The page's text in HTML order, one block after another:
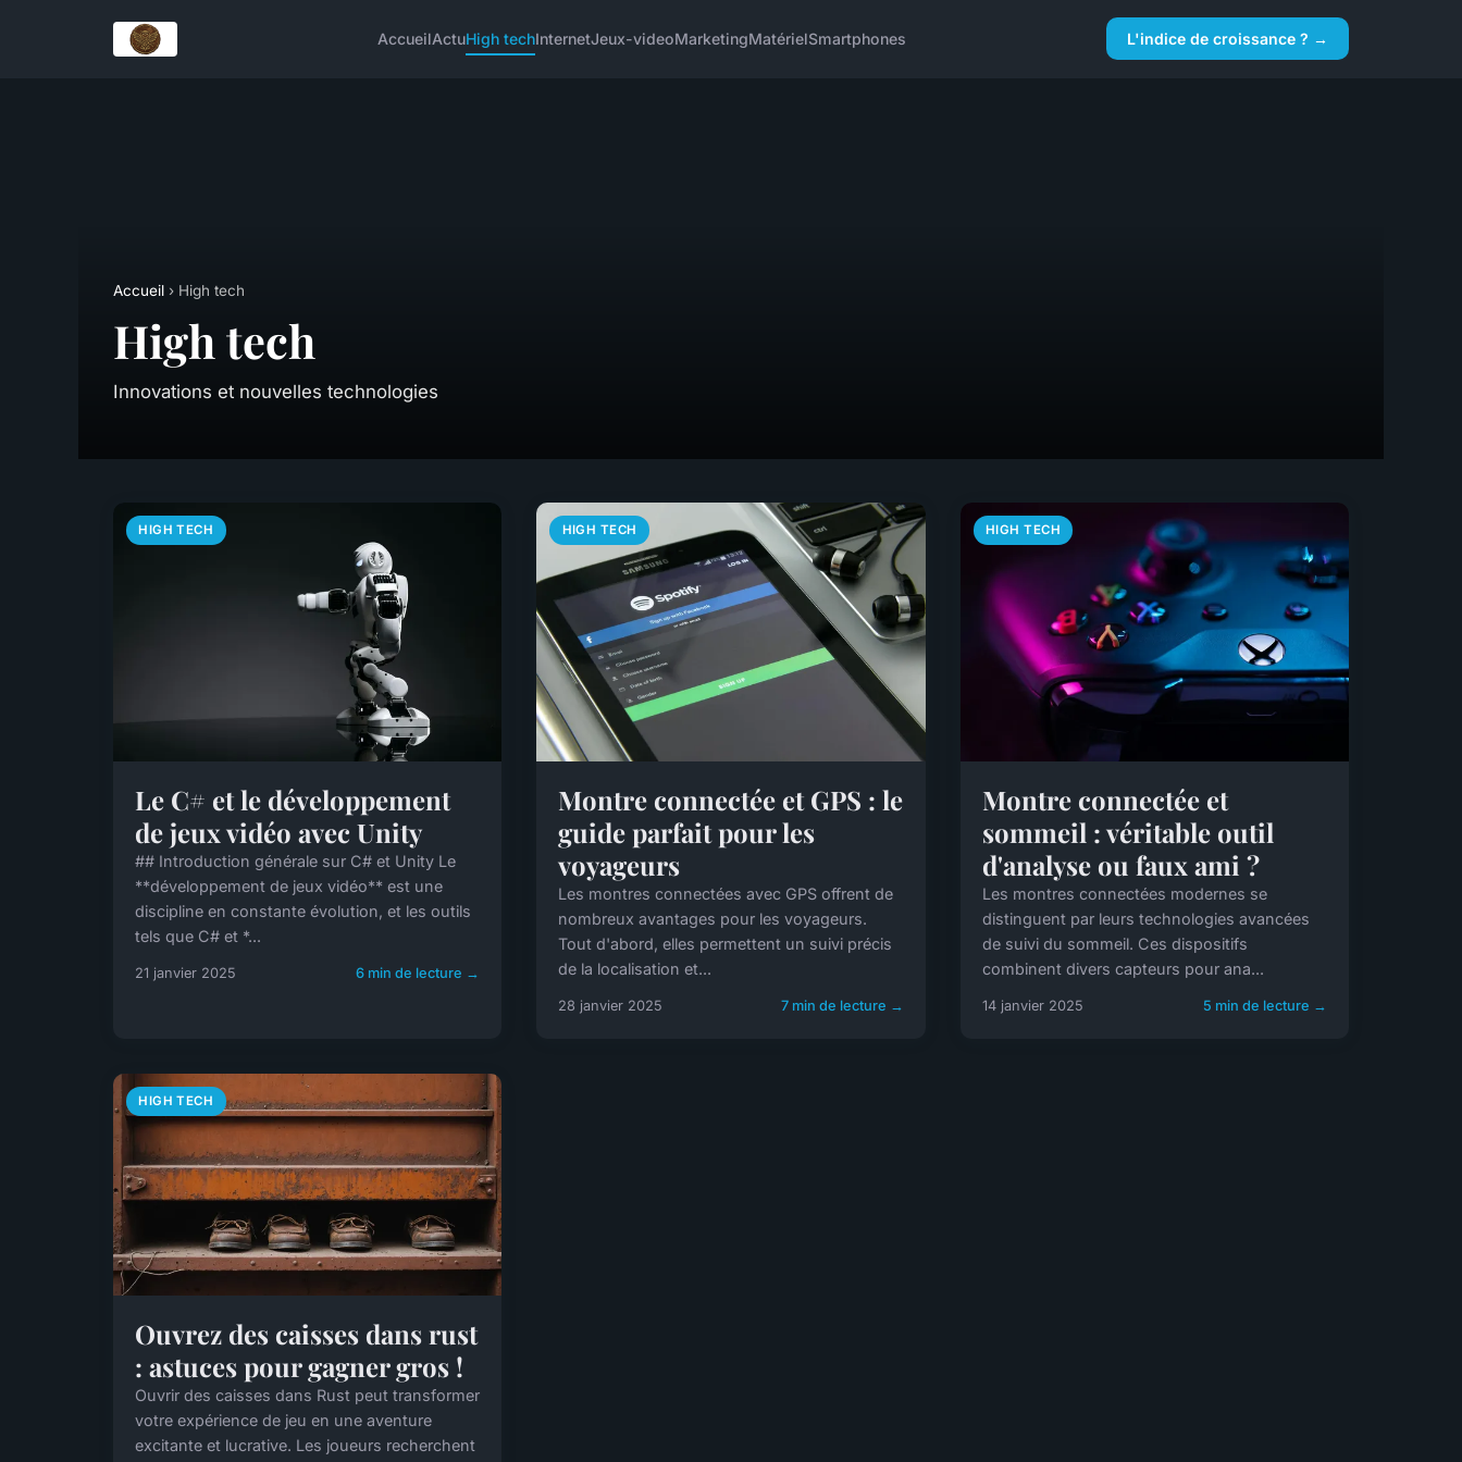
AccueilActuHigh techInternetJeux-videoMarketingMatérielSmartphones L'indice de croissance ? →
Accueil › High tech
High tech
Innovations et nouvelles technologies
HIGH TECH
Le C# et le développement
de jeux vidéo avec Unity
## Introduction générale sur C# et Unity Le
**développement de jeux vidéo** est une
discipline en constante évolution, et les outils
tels que C# et *...
21 janvier 2025 6 min de lecture →
HIGH TECH
Montre connectée et GPS : le
guide parfait pour les
voyageurs
Les montres connectées avec GPS offrent de
nombreux avantages pour les voyageurs.
Tout d'abord, elles permettent un suivi précis
de la localisation et...
28 janvier 2025 7 min de lecture →
HIGH TECH
Montre connectée et
sommeil : véritable outil
d'analyse ou faux ami ?
Les montres connectées modernes se
distinguent par leurs technologies avancées
de suivi du sommeil. Ces dispositifs
combinent divers capteurs pour ana...
14 janvier 2025 5 min de lecture →
HIGH TECH
Ouvrez des caisses dans rust
: astuces pour gagner gros !
Ouvrir des caisses dans Rust peut transformer
votre expérience de jeu en une aventure
excitante et lucrative. Les joueurs recherchent